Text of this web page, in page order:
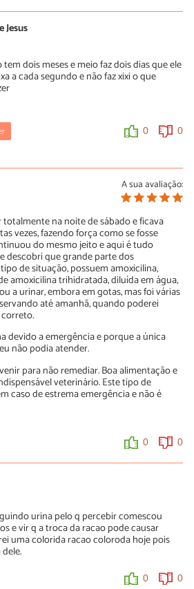
(a)! ! ! ! !
0 0
Jesus
dois meses e meio faz dois dias que ele
a cada segundo e não faz xixi o que
0 0
é buscar ajuda de um médico
deseja rápidas melhoras!
A sua avaliação:
na noite de sábado e ficava
vezes, fazendo força como se fosse
do mesmo jeito e aqui é tudo
descobri que grande parte dos
de situação, possuem amoxicilina,
amoxicilina trihidratada, diluída em água,
a urinar, embora em gotas, mas foi várias
até amanhã, quando poderei
devido a emergência e porque a única
não podia atender.
para não remediar. Boa alimentação e
veterinário. Este tipo de
caso de estrema emergência e não é
0 0
urina pelo q percebir comescou
e vir q a troca da racao pode causar
uma colorida racao coloroda hoje pois
0 0